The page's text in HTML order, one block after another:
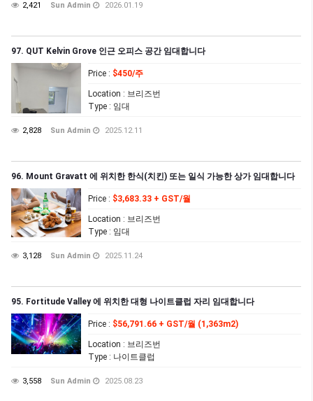
2,421 Sun Admin 2026.01.19
97. QUT Kelvin Grove 인근 오피스 공간 임대합니다
Price : $450/주
Location : 브리즈번
Type : 임대
2,828 Sun Admin 2025.12.11
96. Mount Gravatt 에 위치한 한식(치킨) 또는 일식 가능한 상가 임대합니다
Price : $3,683.33 + GST/월
Location : 브리즈번
Type : 임대
3,128 Sun Admin 2025.11.24
95. Fortitude Valley 에 위치한 대형 나이트클럽 자리 임대합니다
Price : $56,791.66 + GST/월 (1,363m2)
Location : 브리즈번
Type : 나이트클럽
3,558 Sun Admin 2025.08.23